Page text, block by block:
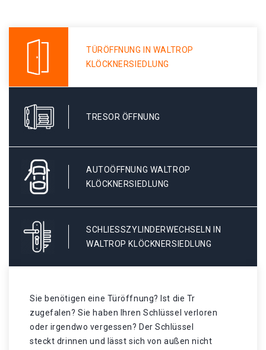
TÜRÖFFNUNG IN WALTROP
KLÖCKNERSIEDLUNG
TRESOR ÖFFNUNG
AUTOÖFFNUNG WALTROP
KLÖCKNERSIEDLUNG
SCHLIESSZYLINDERWECHSELN IN W
ALTROP KLÖCKNERSIEDLUNG
Sie benötigen eine Türöffnung? Ist die Tr
zugefalen? Sie haben Ihren Schlüssel verloren
oder irgendwo vergessen? Der Schlüssel
steckt drinnen und lässt sich von außen nicht